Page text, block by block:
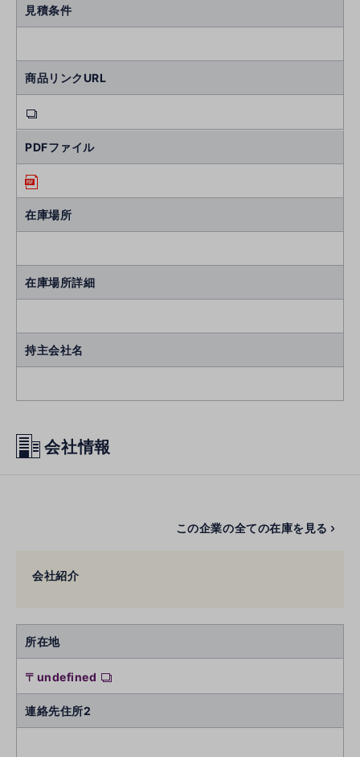
見積条件
商品リンクURL
PDFファイル
在庫場所
在庫場所詳細
持主会社名
会社情報
この企業の全ての在庫を見る
会社紹介
所在地
〒undefined
連絡先住所2